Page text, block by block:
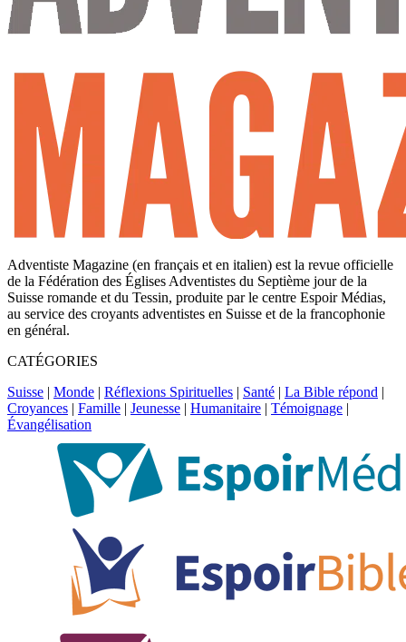
Adventiste Magazine (en français et en italien) est la revue officielle
de la Fédération des Églises Adventistes du Septième jour de la
Suisse romande et du Tessin, produite par le centre Espoir Médias,
au service des croyants adventistes en Suisse et de la francophonie
en général.
CATÉGORIES
Suisse | Monde | Réflexions Spirituelles | Santé | La Bible répond |
Croyances | Famille | Jeunesse | Humanitaire | Témoignage |
Évangélisation